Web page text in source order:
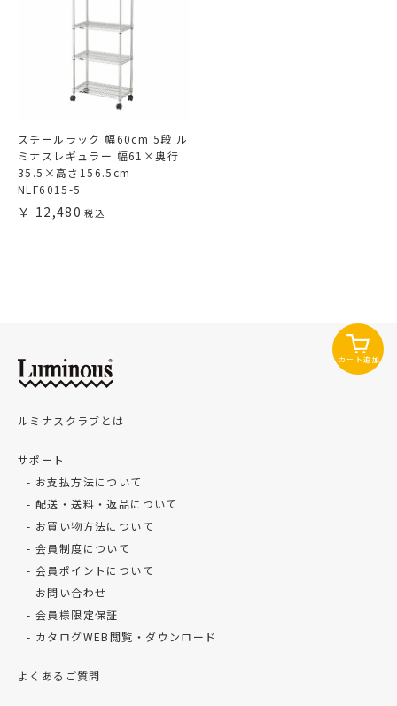
スチールラック 幅60cm 5段 ル
ミナスレギュラー 幅61×奥行
35.5×高さ156.5cm
NLF6015-5
12,480
カート追加
ルミナスクラブとは
サポート
お支払方法について
配送・送料・返品について
お買い物方法について
会員制度について
会員ポイントについて
お問い合わせ
会員様限定保証
カタログWEB閲覧・ダウンロード
よくあるご質問